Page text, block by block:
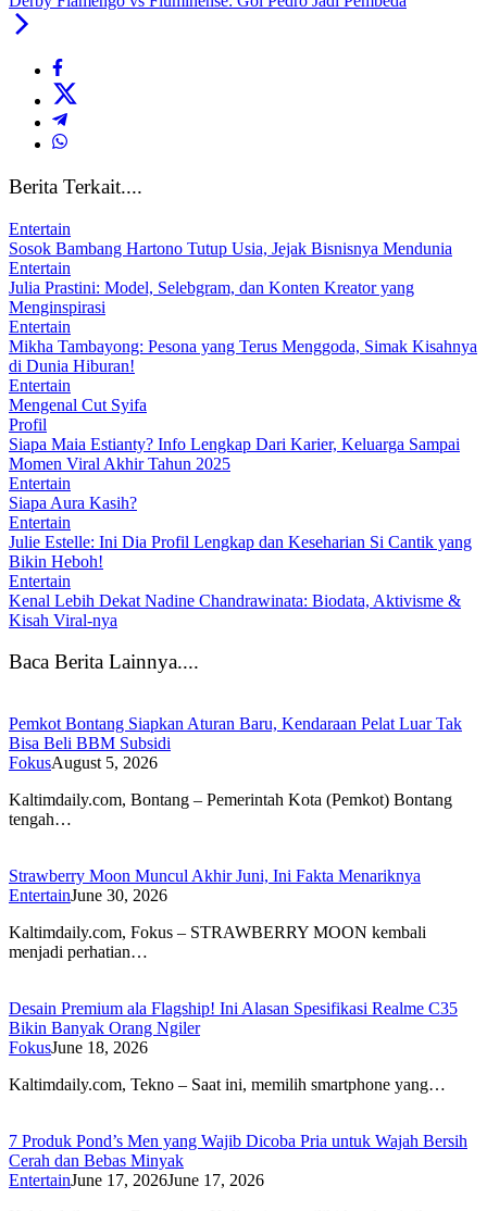
Berita Terkait....
Entertain
Sosok Bambang Hartono Tutup Usia, Jejak Bisnisnya Mendunia
Entertain
Julia Prastini: Model, Selebgram, dan Konten Kreator yang
Menginspirasi
Entertain
Mikha Tambayong: Pesona yang Terus Menggoda, Simak Kisahnya
di Dunia Hiburan!
Entertain
Mengenal Cut Syifa
Profil
Siapa Maia Estianty? Info Lengkap Dari Karier, Keluarga Sampai
Momen Viral Akhir Tahun 2025
Entertain
Siapa Aura Kasih?
Entertain
Julie Estelle: Ini Dia Profil Lengkap dan Keseharian Si Cantik yang
Bikin Heboh!
Entertain
Kenal Lebih Dekat Nadine Chandrawinata: Biodata, Aktivisme &
Kisah Viral-nya
Baca Berita Lainnya....
Pemkot Bontang Siapkan Aturan Baru, Kendaraan Pelat Luar Tak
Bisa Beli BBM Subsidi
FokusAugust 5, 2026
Kaltimdaily.com, Bontang – Pemerintah Kota (Pemkot) Bontang
tengah…
Strawberry Moon Muncul Akhir Juni, Ini Fakta Menariknya
EntertainJune 30, 2026
Kaltimdaily.com, Fokus – STRAWBERRY MOON kembali
menjadi perhatian…
Desain Premium ala Flagship! Ini Alasan Spesifikasi Realme C35
Bikin Banyak Orang Ngiler
FokusJune 18, 2026
Kaltimdaily.com, Tekno – Saat ini, memilih smartphone yang…
7 Produk Pond’s Men yang Wajib Dicoba Pria untuk Wajah Bersih
Cerah dan Bebas Minyak
EntertainJune 17, 2026June 17, 2026